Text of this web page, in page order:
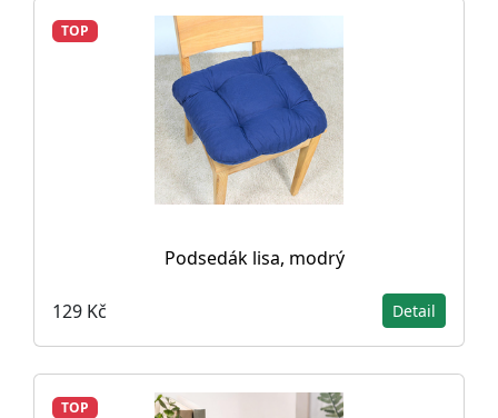
TOP
Podsedák lisa, modrý
129 Kč Detail
TOP